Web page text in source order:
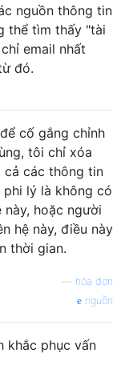
nguồn thông tin
thể tìm thấy "tài
email nhất
đó.
cố gắng chỉnh
tôi chỉ xóa
cả các thông tin
lý là không có
hoặc người
hệ này, điều này
thời gian.
hóa đơn
nguồn
khắc phục vấn